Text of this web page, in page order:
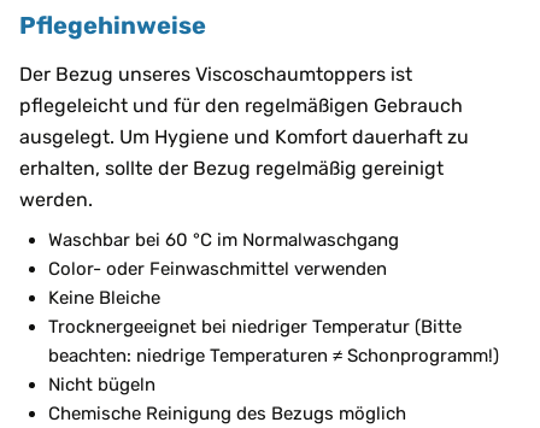
Pflegehinweise
Der Bezug unseres Viscoschaumtoppers ist
pflegeleicht und für den regelmäßigen Gebrauch
ausgelegt. Um Hygiene und Komfort dauerhaft zu
erhalten, sollte der Bezug regelmäßig gereinigt
werden.
Waschbar bei 60 °C im Normalwaschgang
Color- oder Feinwaschmittel verwenden
Keine Bleiche
Trocknergeeignet bei niedriger Temperatur (Bitte
beachten: niedrige Temperaturen ≠ Schonprogramm!)
Nicht bügeln
Chemische Reinigung des Bezugs möglich